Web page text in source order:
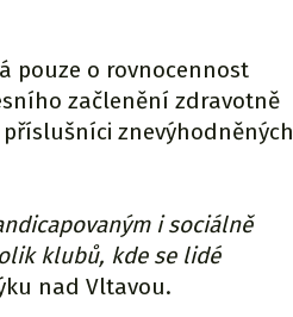
pouze o rovnocennost
začlenění zdravotně
znevýhodněných
i sociálně
klubů, kde se lidé
nad Vltavou.